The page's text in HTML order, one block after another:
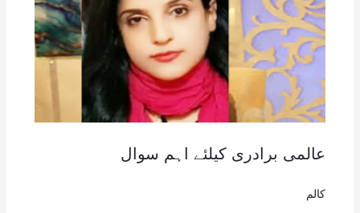
عالمی برادری کیلئے اہم سوال
کالم